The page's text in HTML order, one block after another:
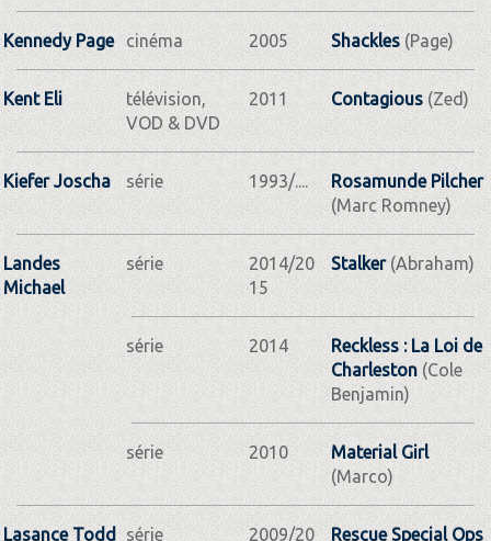
Kennedy Page cinéma 2005 Shackles(Page)
Kent Eli
télévision,
VOD & DVD
2011 Contagious(Zed)
Kiefer Joscha série 1993/....
Rosamunde Pilcher
(Marc Romney)
Landes
Michael
série
2014/20
15
Stalker(Abraham)
série 2014
Reckless : La Loi de
Charleston(Cole
Benjamin)
série 2010
Material Girl
(Marco)
Lasance Todd série
2009/20
Rescue Special Ops